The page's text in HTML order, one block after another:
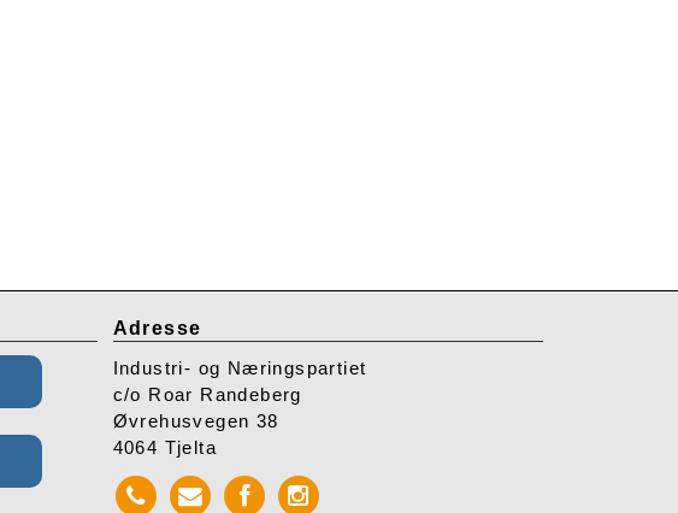
Adresse
Industri- og Næringspartiet
c/o Roar Randeberg
Øvrehusvegen 38
4064 Tjelta
Call
Send
Facebook